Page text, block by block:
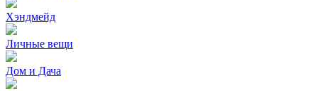
Хэндмейд
Личные вещи
Дом и Дача